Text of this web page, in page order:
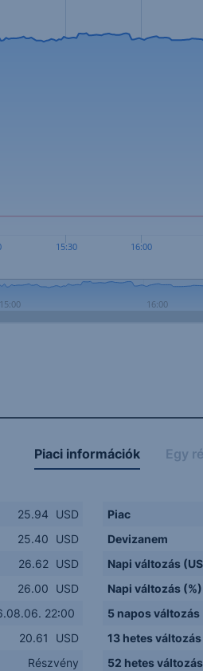
15:30 16:00
15:00 16:00
Piaci információk Egy
25.94
USD
25.40
USD
26.62
USD
26.00
USD
22:00
20.61
USD
Részvény
Piac
Devizanem
Napi változás
Napi változás (%)
5 napos változás
13 hetes változás
52 hetes